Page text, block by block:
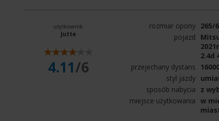
użytkownik:
Jutte
4.11/6
rozmiar opony 265/
pojazd
2.4d
przejechany dystans
styl jazdy
sposób nabycia
z
miejsce użytkowania w